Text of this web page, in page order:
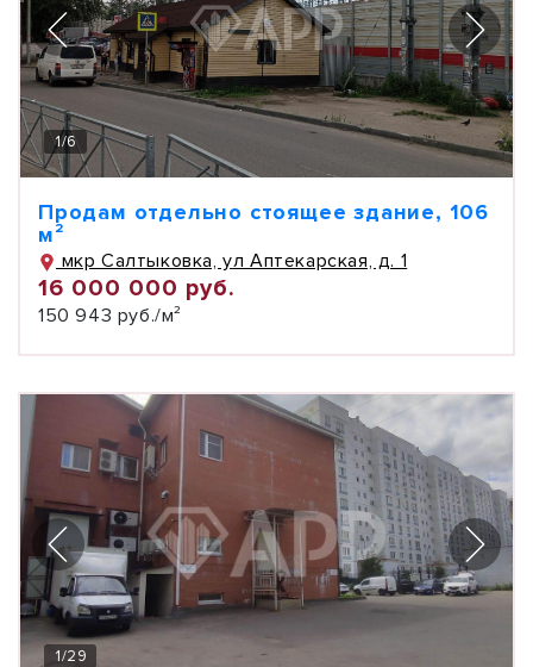
1/6
Продам отдельно стоящее здание, 106
м²
мкр Салтыковка, ул Аптекарская, д. 1
16 000 000 руб.
150 943 руб./м²
1/29